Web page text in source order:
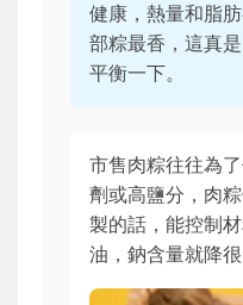
健康，熱量和脂
部粽最香，這真
平衡一下。
市售肉粽往往為
劑或高鹽分，肉
製的話，能控制
油，鈉含量就降很